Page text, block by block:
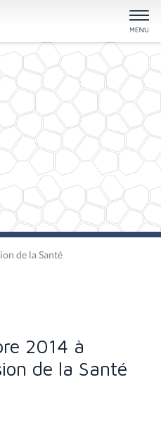
de la Santé
2014 à
de la Santé